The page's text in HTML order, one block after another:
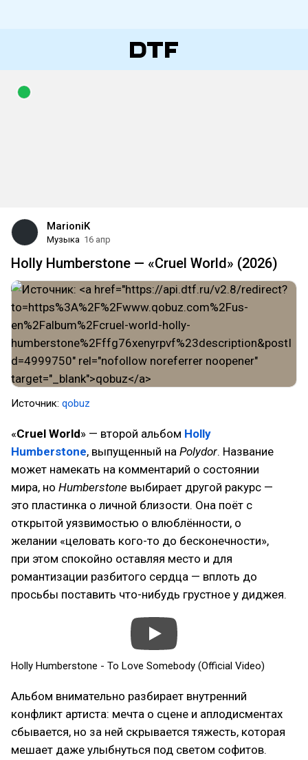
MarioniK
Музыка 16 апр
Holly Humberstone — «Cruel World» (2026)
Источник: qobuz
«Cruel World» — второй альбом Holly
Humberstone, выпущенный на Polydor. Название
может намекать на комментарий о состоянии
мира, но Humberstone выбирает другой ракурс —
это пластинка о личной близости. Она поёт с
открытой уязвимостью о влюблённости, о
желании «целовать кого-то до бесконечности»,
при этом спокойно оставляя место и для
романтизации разбитого сердца — вплоть до
просьбы поставить что-нибудь грустное у диджея.
Holly Humberstone - To Love Somebody (Official Video)
Альбом внимательно разбирает внутренний
конфликт артиста: мечта о сцене и аплодисментах
сбывается, но за ней скрывается тяжесть, которая
мешает даже улыбнуться под светом софитов.